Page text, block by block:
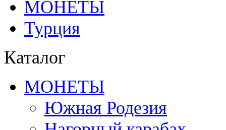
MОНЕТЫ
Турция
Каталог
MОНЕТЫ
Южная Родезия